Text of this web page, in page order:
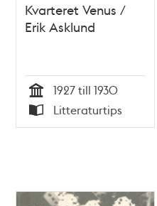
Kvarteret Venus /
Erik Asklund
Tid
1927 till 1930
Typ
Litteraturtips